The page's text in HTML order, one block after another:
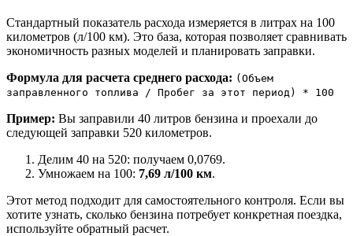
Стандартный показатель расхода измеряется в литрах на 100
километров (л/100 км). Это база, которая позволяет сравнивать
экономичность разных моделей и планировать заправки.
Формула для расчета среднего расхода: (Объем
заправленного топлива / Пробег за этот период) * 100
Пример: Вы заправили 40 литров бензина и проехали до
следующей заправки 520 километров.
Делим 40 на 520: получаем 0,0769.
Умножаем на 100: 7,69 л/100 км.
Этот метод подходит для самостоятельного контроля. Если вы
хотите узнать, сколько бензина потребует конкретная поездка,
используйте обратный расчет.